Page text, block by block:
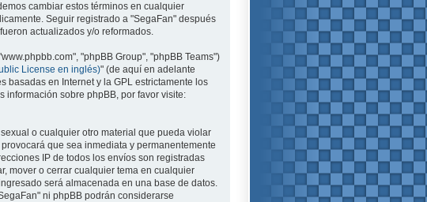
cambiar estos términos en cualquier
Seguir registrado a "SegaFan" después
actualizados y/o reformados.
"phpBB Group", "phpBB Teams")
License en inglés)" (de aquí en adelante
basadas en Internet y la GPL estrictamente los
información sobre phpBB, por favor visite:
o cualquier otro material que pueda violar
que sea inmediata y permanentemente
IP de todos los envíos son registradas
mover o cerrar cualquier tema en cualquier
será almacenada en una base de datos.
ni phpBB podrán considerarse